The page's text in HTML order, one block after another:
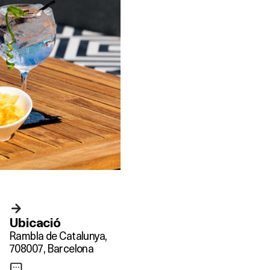
Ubicació
Rambla de Catalunya,
708007, Barcelona